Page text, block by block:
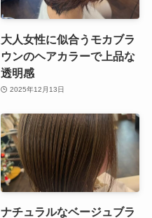
大人女性に似合うモカブラ
ウンのヘアカラーで上品な
透明感
2025年12月13日
ナチュラルなベージュブラ